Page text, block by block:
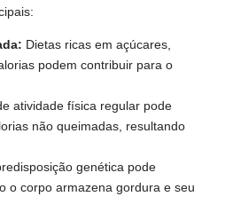
Dietas ricas em açúcares,
podem contribuir para o
atividade física regular pode
não queimadas, resultando
genética pode
o corpo armazena gordura e seu